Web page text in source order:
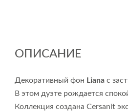
ОПИСАНИЕ
Декоративный фон Liana с
В этом дуэте рождается
Коллекция создана Cersanit